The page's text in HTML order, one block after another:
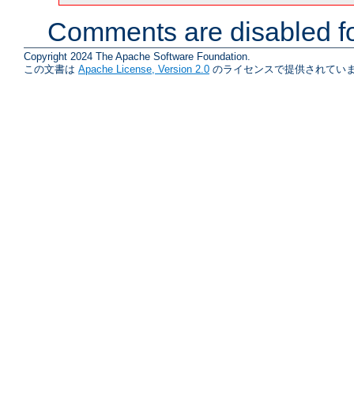
Comments are disabled
Copyright 2024 The Apache Software Foundation.
この文書は Apache License, Version 2.0 のライセンスで提供されてい